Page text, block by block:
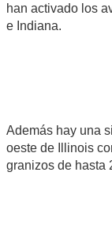
han activado los
e Indiana.
Además hay una
oeste de Illinois
granizos de hasta